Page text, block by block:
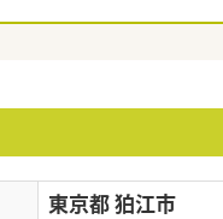
東京都 狛江市